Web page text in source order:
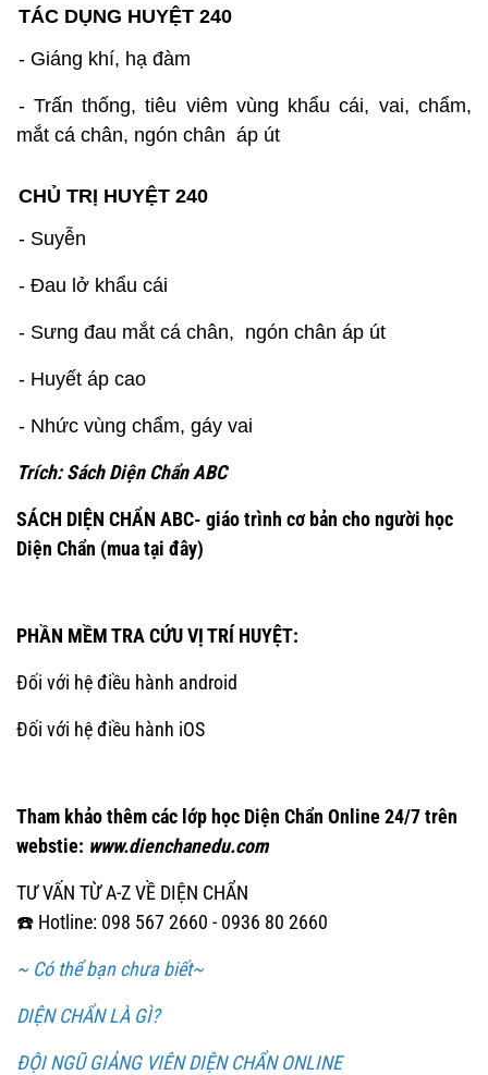
TÁC DỤNG HUYỆT 240
- Giáng khí, hạ đàm
- Trấn thống, tiêu viêm vùng khẩu cái, vai, chẩm,
mắt cá chân, ngón chân áp út
CHỦ TRỊ HUYỆT 240
- Suyễn
- Đau lở khẩu cái
- Sưng đau mắt cá chân, ngón chân áp út
- Huyết áp cao
- Nhức vùng chẩm, gáy vai
Trích: Sách Diện Chẩn ABC
SÁCH DIỆN CHẨN ABC- giáo trình cơ bản cho người học
Diện Chẩn (mua tại đây)
PHẦN MỀM TRA CỨU VỊ TRÍ HUYỆT:
Đối với hệ điều hành android
Đối với hệ điều hành iOS
Tham khảo thêm các lớp học Diện Chẩn Online 24/7 trên
webstie: www.dienchanedu.com
TƯ VẤN TỪ A-Z VỀ DIỆN CHẨN
☎️ Hotline: 098 567 2660 - 0936 80 2660
~ Có thể bạn chưa biết~
DIỆN CHẨN LÀ GÌ?
ĐỘI NGŨ GIẢNG VIÊN DIỆN CHẨN ONLINE